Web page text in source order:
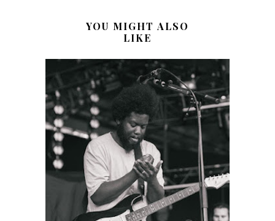
YOU MIGHT ALSO
LIKE